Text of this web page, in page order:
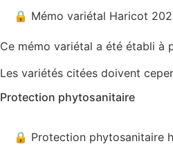
🔒 Mémo variétal Haricot
Ce mémo variétal a été établi à
Les variétés citées doivent
Protection phytosanitaire
🔒 Protection phytosanitaire